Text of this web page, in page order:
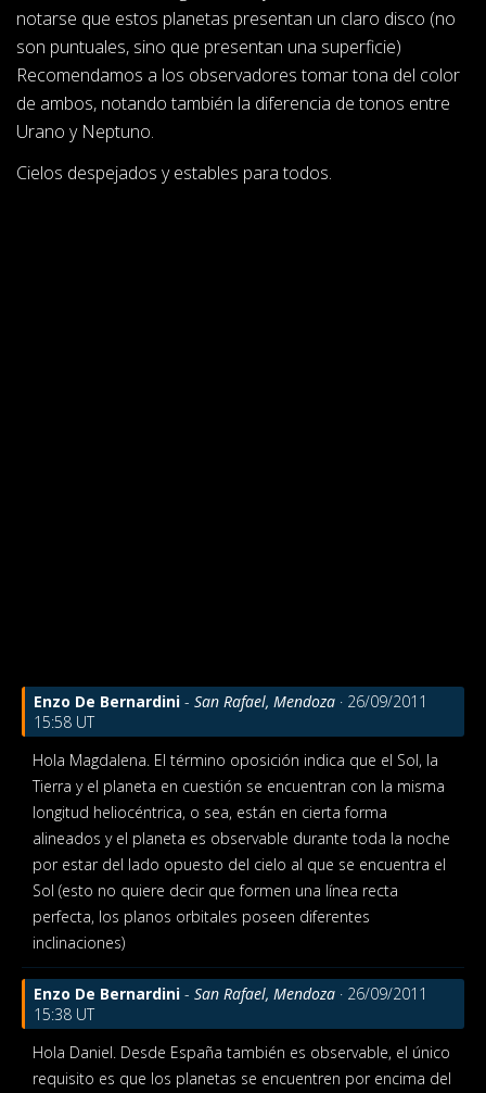
notarse que estos planetas presentan un claro disco (no
son puntuales, sino que presentan una superficie)
Recomendamos a los observadores tomar tona del color
de ambos, notando también la diferencia de tonos entre
Urano y Neptuno.
Cielos despejados y estables para todos.
Enzo De Bernardini - San Rafael, Mendoza · 26/09/2011
15:58 UT
Hola Magdalena. El término oposición indica que el Sol, la
Tierra y el planeta en cuestión se encuentran con la misma
longitud heliocéntrica, o sea, están en cierta forma
alineados y el planeta es observable durante toda la noche
por estar del lado opuesto del cielo al que se encuentra el
Sol (esto no quiere decir que formen una línea recta
perfecta, los planos orbitales poseen diferentes
inclinaciones)
Enzo De Bernardini - San Rafael, Mendoza · 26/09/2011
15:38 UT
Hola Daniel. Desde España también es observable, el único
requisito es que los planetas se encuentren por encima del